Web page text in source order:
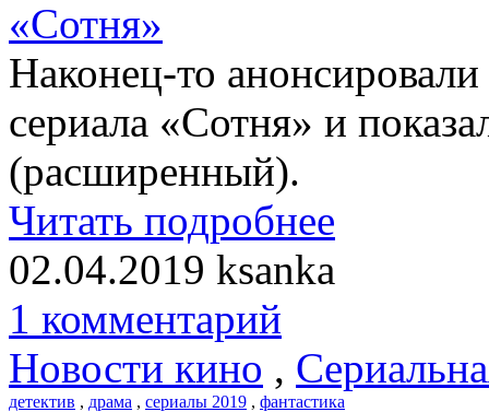
Наконец-то
сериала «Сотня» и
(расширенный).
Читать подробнее
02.04.2019 ksanka
1 комментарий
Новости кино ,
детектив , драма , сериалы 2019 , фантастика